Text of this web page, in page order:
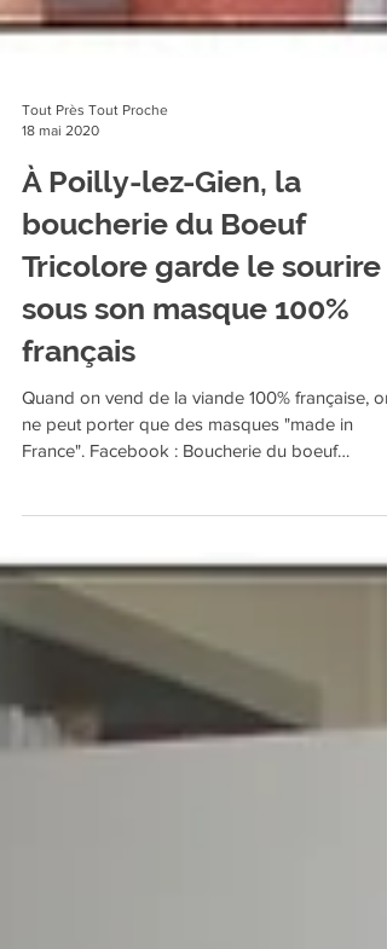
18 mai 2020
À Poilly-lez-Gien, la
boucherie du Boeuf
Tricolore garde le sourire
sous son masque 100%
français
Quand on vend de la viande 100% française, on
ne peut porter que des masques "made in
tricolore...